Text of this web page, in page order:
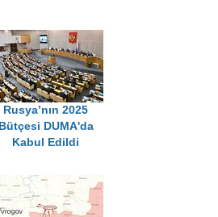
Rusya’nın 2025
Bütçesi DUMA'da
Kabul Edildi